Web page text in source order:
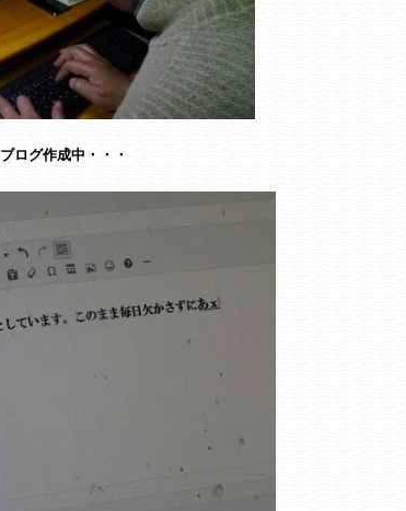
ログ作成中・・・